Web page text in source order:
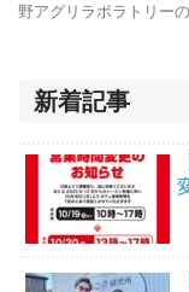
野アグリラボラトリー
新着記事